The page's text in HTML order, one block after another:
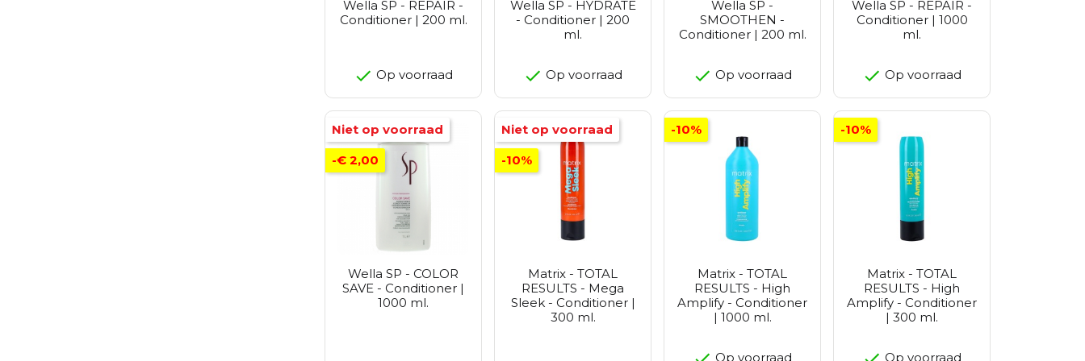
Wella SP - REPAIR -
Conditioner | 200 ml.
Op voorraad
Wella SP - HYDRATE
- Conditioner | 200
ml.
Op voorraad
Wella SP -
SMOOTHEN -
Conditioner | 200 ml.
Op voorraad
Wella SP - REPAIR -
Conditioner | 1000
ml.
Op voorraad
Wella SP - COLOR
SAVE - Conditioner |
1000 ml.
Niet op voorraad
-€ 2,00
Matrix - TOTAL
RESULTS - Mega
Sleek - Conditioner |
300 ml.
Niet op voorraad
-10%
Matrix - TOTAL
RESULTS - High
Amplify - Conditioner
| 1000 ml.
-10%
Op voorraad
Matrix - TOTAL
RESULTS - High
Amplify - Conditioner
| 300 ml.
-10%
Op voorraad